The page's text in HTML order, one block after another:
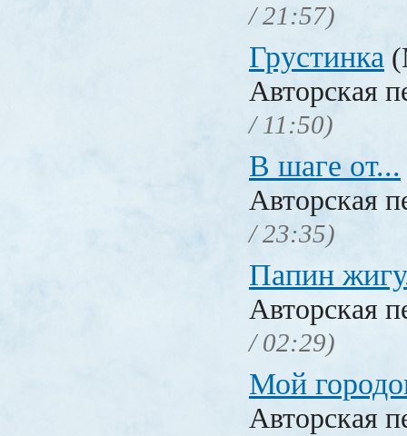
/ 21:57)
Грустинка
Авторская
/ 11:50)
В шаге от...
Авторская
/ 23:35)
Папин
Авторская
/ 02:29)
Мой
Авторская